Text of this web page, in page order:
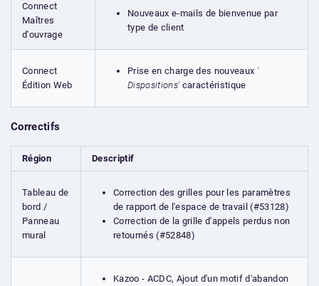
Connect
Maîtres
d'ouvrage
Nouveaux e-mails de bienvenue par
type de client
Connect
Édition Web
Prise en charge des nouveaux '
Dispositions'caractéristique
Correctifs
Région Descriptif
Tableau de
bord /
Panneau
mural
Correction des grilles pour les paramètres
de rapport de l'espace de travail (#53128)
Correction de la grille d'appels perdus non
retournés (#52848)
Kazoo - ACDC, Ajout d'un motif d'abandon